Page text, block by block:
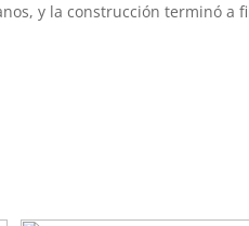
y la construcción terminó a